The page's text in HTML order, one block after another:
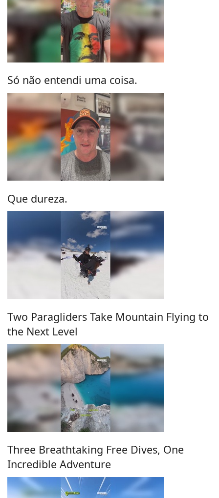
Só não entendi uma coisa.
Que dureza.
Two Paragliders Take Mountain Flying to
the Next Level
Three Breathtaking Free Dives, One
Incredible Adventure